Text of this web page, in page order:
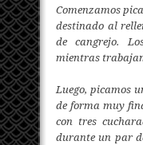
Comenzamos
destinado al
de cangrejo.
mientras
Luego, picamos
de forma muy
con tres
durante un par